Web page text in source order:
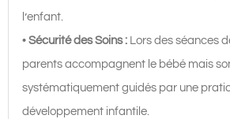
l’enfant.
•Sécurité des Soins : Lors des séances
parents accompagnent le bébé mais
systématiquement guidés par une
développement infantile.